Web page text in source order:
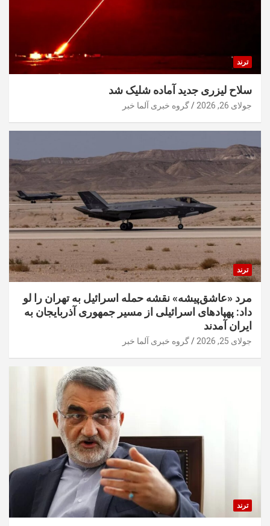
ترند
سلاح لیزری جدید آماده شلیک شد
جولای 26, 2026 گروه خبری آلما خبر
ترند
مرد «عاشق‌پیشه» نقشه حمله اسرائیل به تهران را لو
داد: پهپادهای اسرائیلی از مسیر جمهوری آذربایجان به
ایران آمدند
جولای 25, 2026 گروه خبری آلما خبر
ترند